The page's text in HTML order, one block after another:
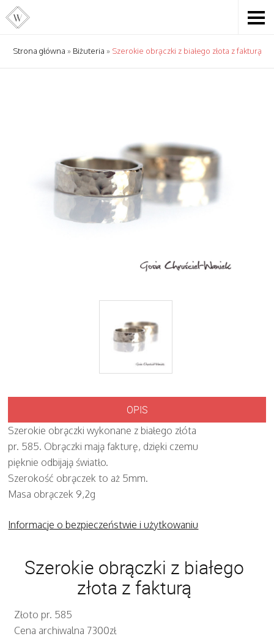
Strona główna » Biżuteria » Szerokie obrączki z białego złota z fakturą
OPIS
Szerokie obrączki wykonane z białego złóta
pr. 585. Obrączki mają fakturę, dzięki czemu
pięknie odbijają światło.
Szerokość obrączek to aż 5mm.
Masa obrączek 9,2g
Informacje o bezpieczeństwie i użytkowaniu
Szerokie obrączki z białego
złota z fakturą
Złoto pr. 585
Cena archiwalna 7300zł